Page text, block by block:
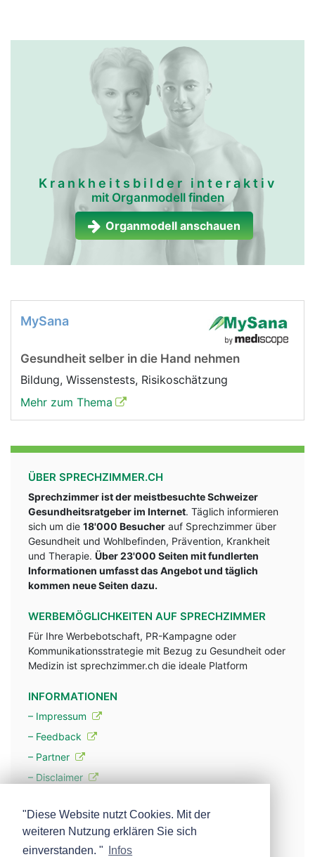
Krankheitsbilder interaktiv
mit Organmodell finden
Organmodell anschauen
MySana
Gesundheit selber in die Hand nehmen
Bildung, Wissenstests, Risikoschätzung
Mehr zum Thema
ÜBER SPRECHZIMMER.CH
Sprechzimmer ist der meistbesuchte Schweizer
Gesundheitsratgeber im Internet. Täglich informieren
sich um die 18'000 Besucher auf Sprechzimmer über
Gesundheit und Wohlbefinden, Prävention, Krankheit
und Therapie. Über 23'000 Seiten mit fundlerten
Informationen umfasst das Angebot und täglich
kommen neue Seiten dazu.
WERBEMÖGLICHKEITEN AUF SPRECHZIMMER
Für Ihre Werbebotschaft, PR-Kampagne oder
Kommunikationsstrategie mit Bezug zu Gesundheit oder
Medizin ist sprechzimmer.ch die ideale Platform
INFORMATIONEN
– Impressum
– Feedback
– Partner
– Disclaimer
– Werbung
– Mehr über unsere Experten
"Diese Website nutzt Cookies. Mit der
weiteren Nutzung erklären Sie sich
einverstanden. "
Infos